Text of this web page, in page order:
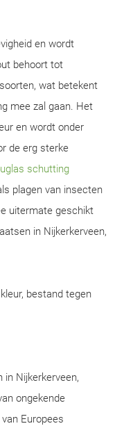
en wordt
behoort tot
wat betekent
mee zal gaan. Het
en wordt onder
de erg sterke
schutting
plagen van insecten
uitermate geschikt
in Nijkerkerveen,
bestand tegen
in Nijkerkerveen,
ongekende
Europees